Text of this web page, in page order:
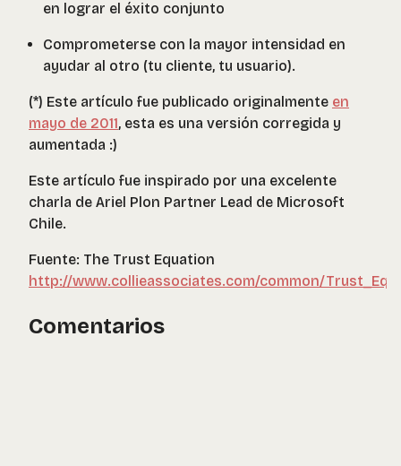
en lograr el éxito conjunto
Comprometerse con la mayor intensidad en
ayudar al otro (tu cliente, tu usuario).
(*) Este artículo fue publicado originalmente en
mayo de 2011, esta es una versión corregida y
aumentada :)
Este artículo fue inspirado por una excelente
charla de Ariel Plon Partner Lead de Microsoft
Chile.
Fuente: The Trust Equation
http://www.collieassociates.com/common/
Comentarios